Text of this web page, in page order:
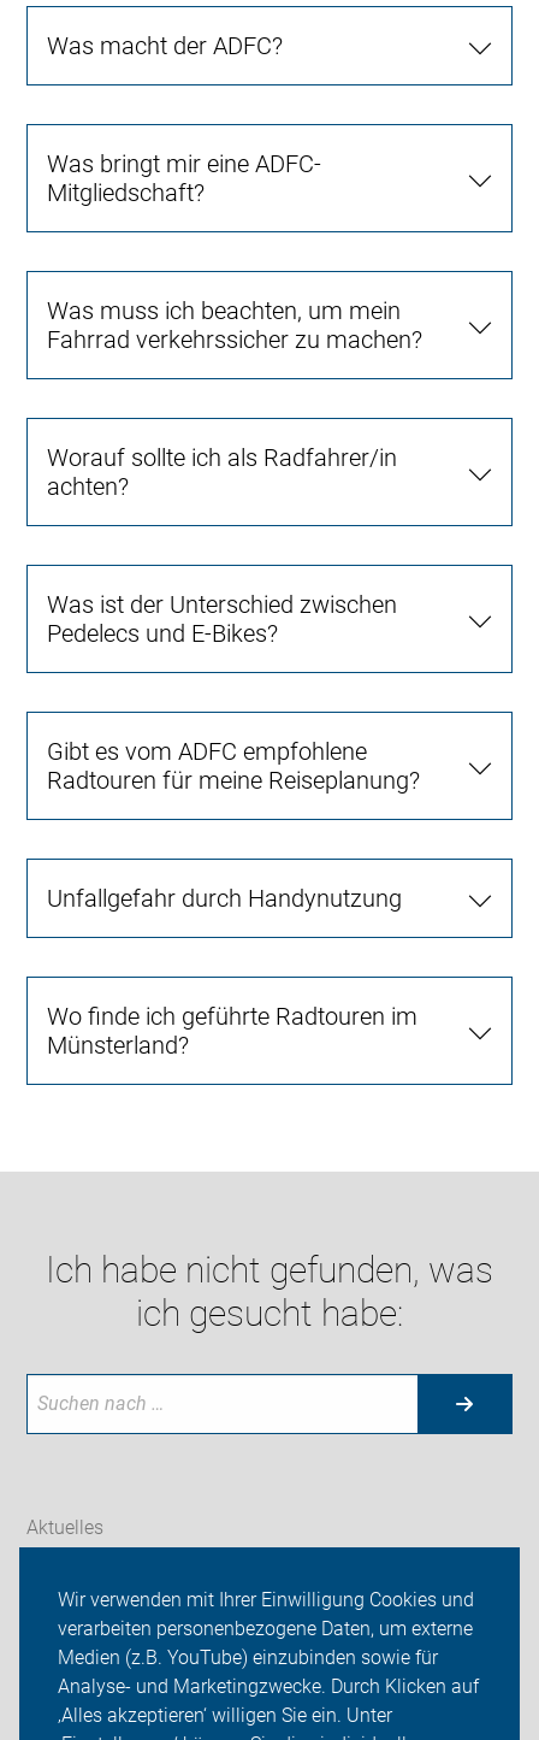
Wir verwenden mit Ihrer Einwilligung Cookies und
verarbeiten personenbezogene Daten, um externe
Medien (z.B. YouTube) einzubinden sowie für
Analyse- und Marketingzwecke. Durch Klicken auf
‚Alles akzeptieren‘ willigen Sie ein. Unter
Was macht der ADFC?
Was bringt mir eine ADFC-
Mitgliedschaft?
Was muss ich beachten, um mein
Fahrrad verkehrssicher zu machen?
Worauf sollte ich als Radfahrer/in
achten?
Was ist der Unterschied zwischen
Pedelecs und E-Bikes?
Gibt es vom ADFC empfohlene
Radtouren für meine Reiseplanung?
Unfallgefahr durch Handynutzung
Wo finde ich geführte Radtouren im
Münsterland?
Ich habe nicht gefunden, was
ich gesucht habe:
Aktuelles
ADFC Telgte-Ostbevern
Sei dabei